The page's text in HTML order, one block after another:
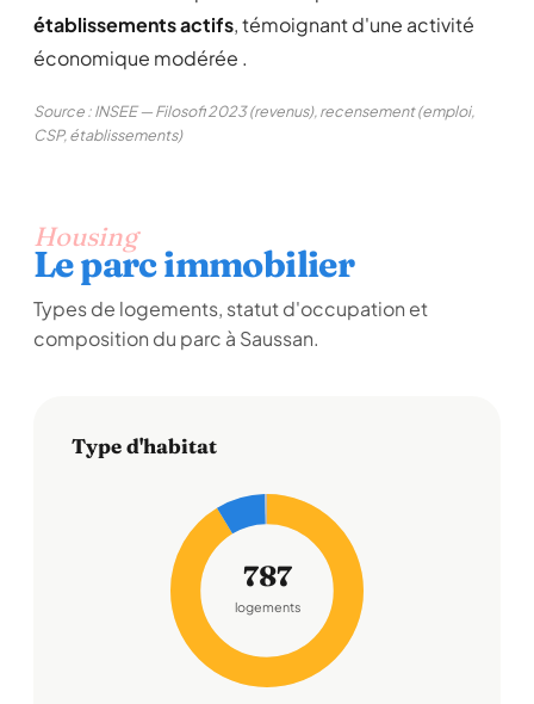
établissements actifs, témoignant d'une activité
économique modérée .
Source : INSEE — Filosofi 2023 (revenus), recensement (emploi,
CSP, établissements)
Housing
Le parc immobilier
Types de logements, statut d'occupation et
composition du parc à Saussan.
Type d'habitat
787
logements